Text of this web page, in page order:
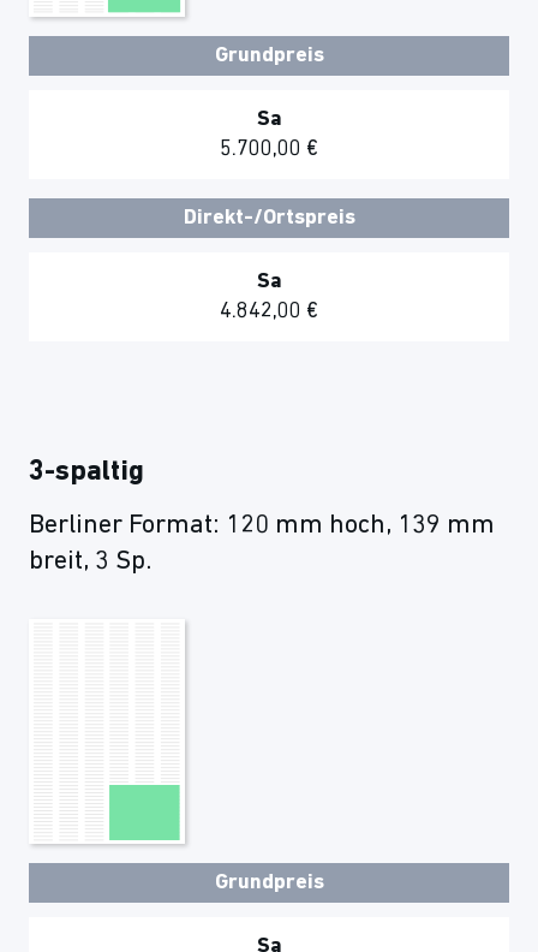
Grundpreis
Sa
5.700,00 €
Direkt-/Ortspreis
Sa
4.842,00 €
3-spaltig
Berliner Format: 120 mm hoch, 139 mm
breit, 3 Sp.
Grundpreis
Sa